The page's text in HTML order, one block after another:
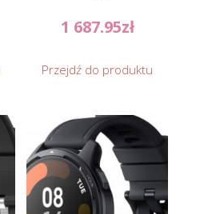
1 687.95zł
Przejdź do produktu